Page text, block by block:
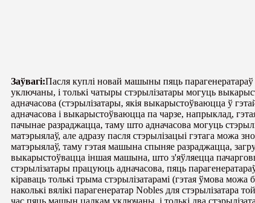
Заўвагі:Пасля куплі новай машыны пяць
уключаны, і толькі чатыры стэрылізатары могуць
адначасова (стэрылізатары, якія выкарыстоўваюцца ў
адначасова і выкарыстоўваюцца па чарзе, напрыклад,
пачынае разраджацца, таму што адначасова могуць
матэрыялаў, але адразу пасля стэрылізацыі гэтага можа
матэрыялаў, таму гэтая машына спыняе разраджацца,
выкарыстоўвацца іншая машына, што з'яўляецца
стэрылізатары працуюць адначасова, пяць
кіраваць толькі трыма стэрылізатарамі (гэтая ўмова
наколькі вялікі парагенератар Nobles для стэрылізатара
час пяць машын цалкам уключаны, і толькі два